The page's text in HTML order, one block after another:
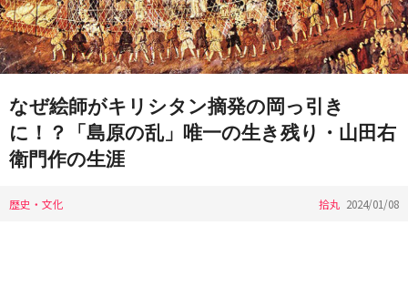
なぜ絵師がキリシタン摘発の岡っ引き
に！？「島原の乱」唯一の生き残り・山田右
衛門作の生涯
歴史・文化 拾丸 2024/01/08